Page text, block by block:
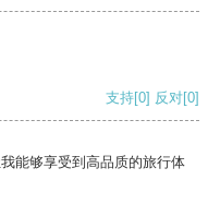
支持[0] 反对[0]
能够享受到高品质的旅行体